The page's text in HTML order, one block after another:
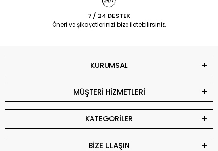
7 / 24 DESTEK
Öneri ve şikayetlerinizi bize iletebilirsiniz.
KURUMSAL
MÜŞTERİ HİZMETLERİ
KATEGORİLER
BİZE ULAŞIN